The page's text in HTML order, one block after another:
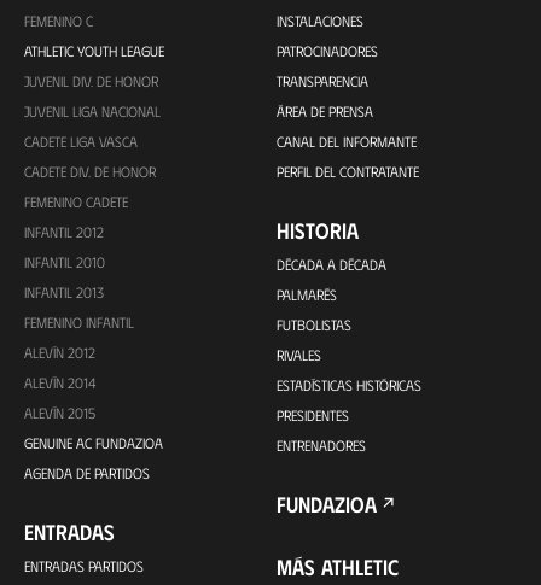
FEMENINO C
ATHLETIC YOUTH LEAGUE
JUVENIL DIV. DE HONOR
JUVENIL LIGA NACIONAL
CADETE LIGA VASCA
CADETE DIV. DE HONOR
FEMENINO CADETE
INFANTIL 2012
INFANTIL 2010
INFANTIL 2013
FEMENINO INFANTIL
ALEVÍN 2012
ALEVÍN 2014
ALEVÍN 2015
GENUINE AC FUNDAZIOA
AGENDA DE PARTIDOS
ENTRADAS
ENTRADAS PARTIDOS
INSTALACIONES
PATROCINADORES
TRANSPARENCIA
ÁREA DE PRENSA
CANAL DEL INFORMANTE
PERFIL DEL CONTRATANTE
HISTORIA
DÉCADA A DÉCADA
PALMARÉS
FUTBOLISTAS
RIVALES
ESTADÍSTICAS HISTÓRICAS
PRESIDENTES
ENTRENADORES
FUNDAZIOA
MÁS ATHLETIC